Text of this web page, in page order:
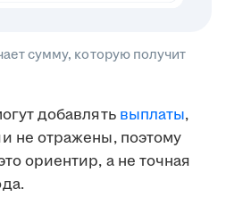
сумму, которую получит
добавлять выплаты,
не отражены, поэтому
ориентир, а не точная